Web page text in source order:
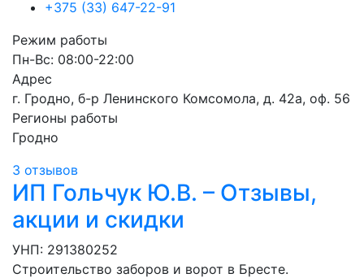
+375 (33) 647-22-91
Режим работы
Пн-Вс: 08:00-22:00
Адрес
г. Гродно, б-р Ленинского Комсомола, д. 42а, оф. 56
Регионы работы
Гродно
3 отзывов
ИП Гольчук Ю.В. – Отзывы,
акции и скидки
УНП: 291380252
Строительство заборов и ворот в Бресте.